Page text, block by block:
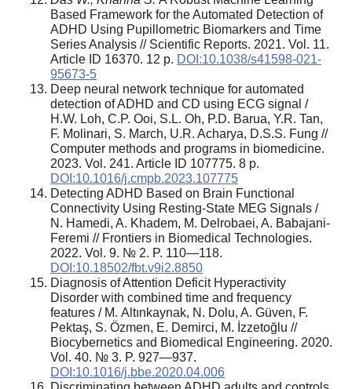
Based Framework for the Automated Detection of
ADHD Using Pupillometric Biomarkers and Time
Series Analysis // Scientific Reports. 2021. Vol. 11.
Article ID 16370. 12 p. DOI:10.1038/s41598-021-
95673-5
Deep neural network technique for automated
detection of ADHD and CD using ECG signal /
H.W. Loh, C.P. Ooi, S.L. Oh, P.D. Barua, Y.R. Tan,
F. Molinari, S. March, U.R. Acharya, D.S.S. Fung //
Computer methods and programs in biomedicine.
2023. Vol. 241. Article ID 107775. 8 p.
DOI:10.1016/j.cmpb.2023.107775
Detecting ADHD Based on Brain Functional
Connectivity Using Resting-State MEG Signals /
N. Hamedi, A. Khadem, M. Delrobaei, A. Babajani-
Feremi // Frontiers in Biomedical Technologies.
2022. Vol. 9. № 2. P. 110—118.
DOI:10.18502/fbt.v9i2.8850
Diagnosis of Attention Deficit Hyperactivity
Disorder with combined time and frequency
features / М. Altınkaynak, N. Dolu, A. Güven, F.
Pektaş, S. Özmen, E. Demirci, M. İzzetoğlu //
Biocybernetics and Biomedical Engineering. 2020.
Vol. 40. № 3. P. 927—937.
DOI:10.1016/j.bbe.2020.04.006